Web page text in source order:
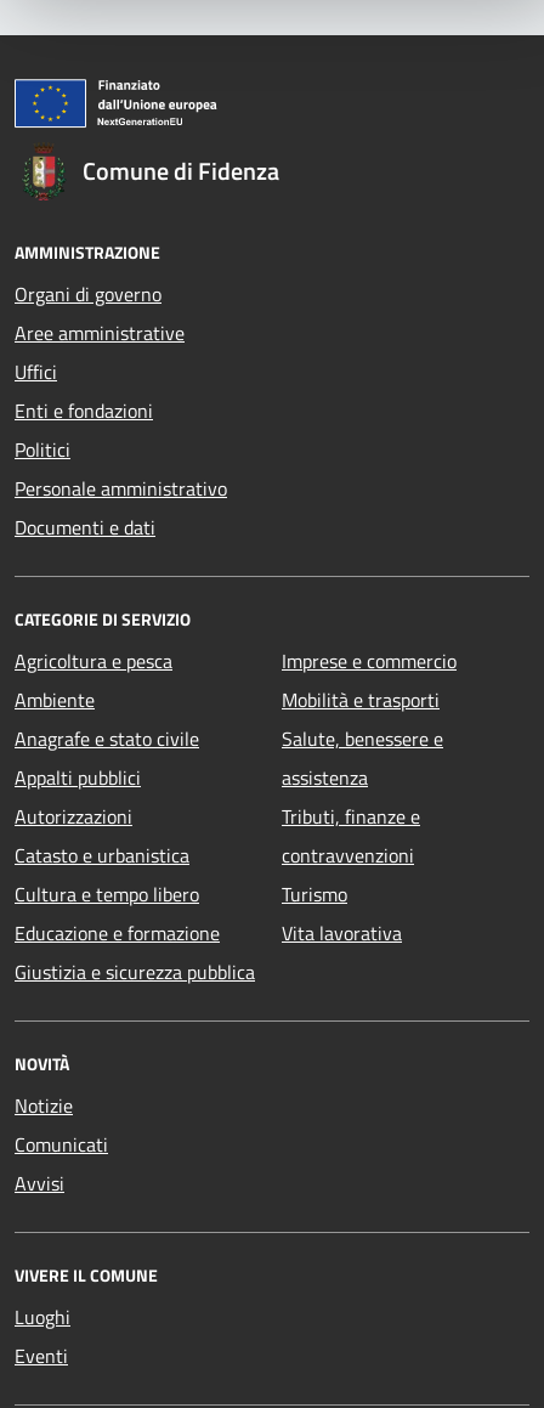
Comune di Fidenza
AMMINISTRAZIONE
Organi di governo
Aree amministrative
Uffici
Enti e fondazioni
Politici
Personale amministrativo
Documenti e dati
CATEGORIE DI SERVIZIO
Agricoltura e pesca
Ambiente
Anagrafe e stato civile
Appalti pubblici
Autorizzazioni
Catasto e urbanistica
Cultura e tempo libero
Educazione e formazione
Giustizia e sicurezza pubblica
Imprese e commercio
Mobilità e trasporti
Salute, benessere e
assistenza
Tributi, finanze e
contravvenzioni
Turismo
Vita lavorativa
NOVITÀ
Notizie
Comunicati
Avvisi
VIVERE IL COMUNE
Luoghi
Eventi